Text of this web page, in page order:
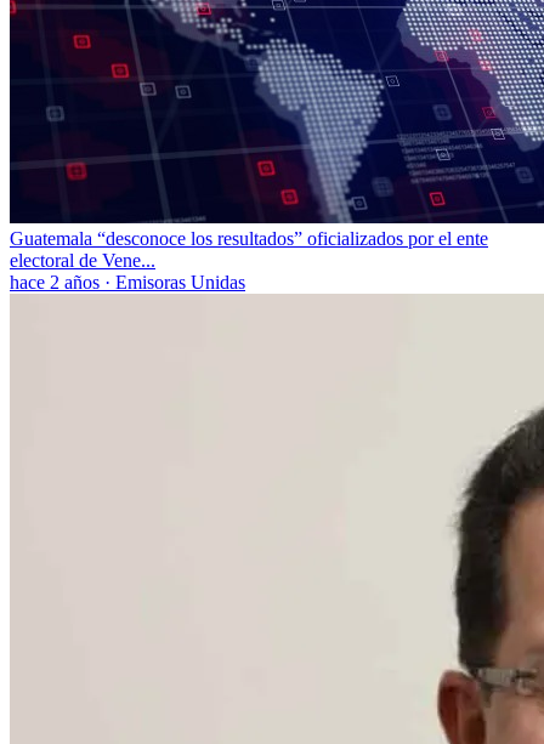
Guatemala “desconoce los resultados” oficializados por el ente
electoral de Vene...
hace 2 años · Emisoras Unidas